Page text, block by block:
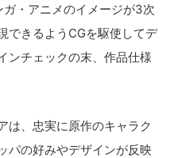
・アニメのイメージが3次
できるようCGを駆使してデ
ンチェックの末、作品仕様
は、忠実に原作のキャラク
パの好みやデザインが反映